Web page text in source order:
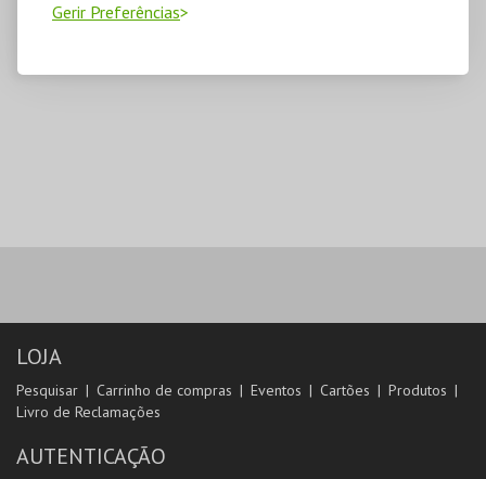
Gerir Preferências
LOJA
Pesquisar Carrinho de compras Eventos Cartões
Produtos
Livro de Reclamações
AUTENTICAÇÃO